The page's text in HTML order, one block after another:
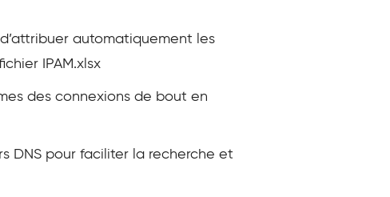
automatiquement les
IPAM.xlsx
des connexions de bout en
DNS pour faciliter la recherche et